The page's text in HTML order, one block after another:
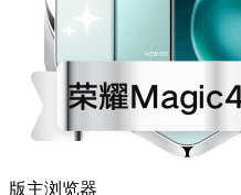
版主浏览器